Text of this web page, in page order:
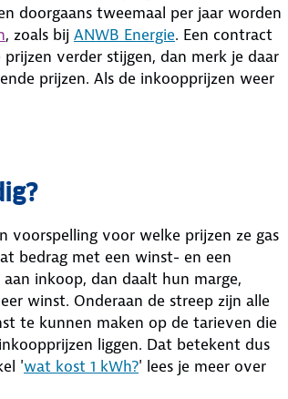
doorgaans tweemaal per jaar worden
, zoals bij ANWB Energie. Een contract
verder stijgen, dan merk je daar
prijzen. Als de inkoopprijzen weer
voorspelling voor welke prijzen ze gas
bedrag met een winst- en een
inkoop, dan daalt hun marge,
winst. Onderaan de streep zijn alle
te kunnen maken op de tarieven die
liggen. Dat betekent dus
'wat kost 1 kWh?' lees je meer over